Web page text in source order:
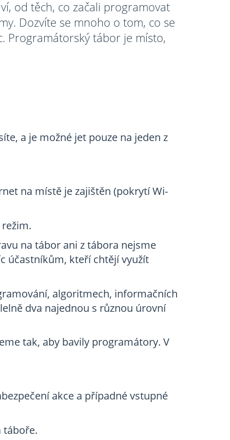
od těch, co začali programovat
Dozvíte se mnoho o tom, co se
Programátorský tábor je místo,
a je možné jet pouze na jeden z
na místě je zajištěn (pokrytí Wi-
na tábor ani z tábora nejsme
účastníkům, kteří chtějí využít
algoritmech, informačních
dva najednou s různou úrovní
tak, aby bavily programátory. V
akce a případné vstupné
táboře.